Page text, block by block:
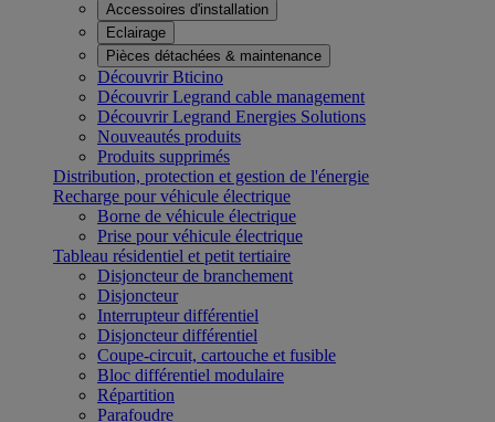
Accessoires d'installation
Eclairage
Pièces détachées & maintenance
Découvrir Bticino
Découvrir Legrand cable management
Découvrir Legrand Energies Solutions
Nouveautés produits
Produits supprimés
Distribution, protection et gestion de l'énergie
Recharge pour véhicule électrique
Borne de véhicule électrique
Prise pour véhicule électrique
Tableau résidentiel et petit tertiaire
Disjoncteur de branchement
Disjoncteur
Interrupteur différentiel
Disjoncteur différentiel
Coupe-circuit, cartouche et fusible
Bloc différentiel modulaire
Répartition
Parafoudre